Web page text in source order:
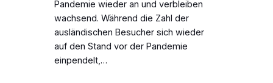
Pandemie wieder an und verbleiben
wachsend. Während die Zahl der
ausländischen Besucher sich wieder
auf den Stand vor der Pandemie
einpendelt,…